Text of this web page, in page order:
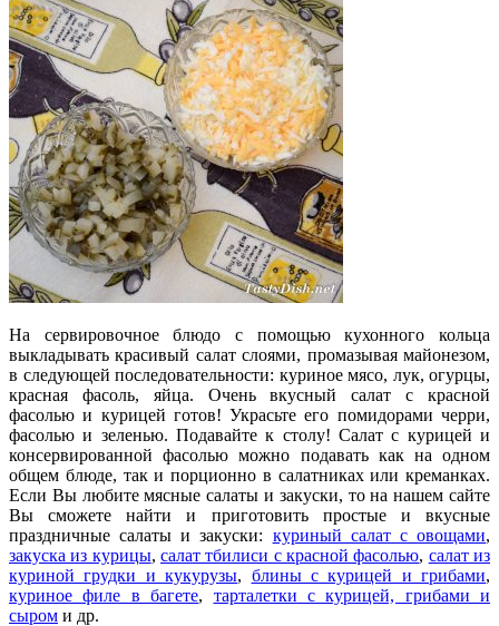
На сервировочное блюдо с помощью кухонного кольца
выкладывать красивый салат слоями, промазывая майонезом,
в следующей последовательности: куриное мясо, лук, огурцы,
красная фасоль, яйца. Очень вкусный салат с красной
фасолью и курицей готов! Украсьте его помидорами черри,
фасолью и зеленью. Подавайте к столу! Салат с курицей и
консервированной фасолью можно подавать как на одном
общем блюде, так и порционно в салатниках или креманках.
Если Вы любите мясные салаты и закуски, то на нашем сайте
Вы сможете найти и приготовить простые и вкусные
праздничные салаты и закуски: куриный салат с овощами,
закуска из курицы,салат тбилиси с красной фасолью, салат из
куриной грудки и кукурузы, блины с курицей и грибами,
куриное филе в багете, тарталетки с курицей, грибами и
сыром и др.